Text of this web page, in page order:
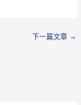
下一篇文章 →